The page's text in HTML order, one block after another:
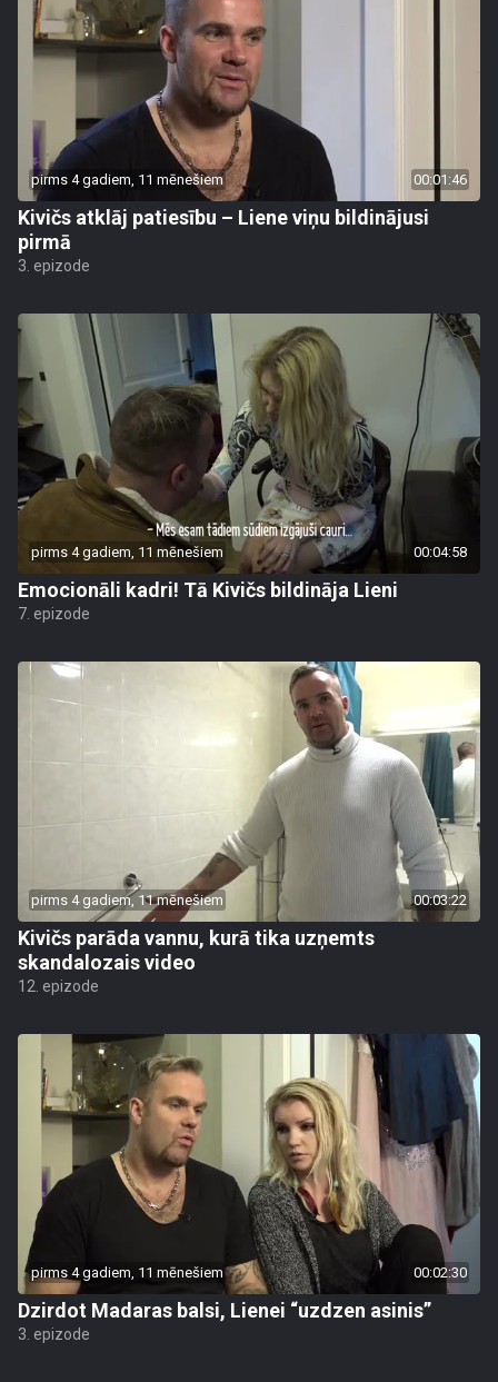
pirms 4 gadiem, 11 mēnešiem 00:01:46
Kivičs atklāj patiesību – Liene viņu bildinājusi
pirmā
3. epizode
pirms 4 gadiem, 11 mēnešiem 00:04:58
Emocionāli kadri! Tā Kivičs bildināja Lieni
7. epizode
pirms 4 gadiem, 11 mēnešiem 00:03:22
Kivičs parāda vannu, kurā tika uzņemts
skandalozais video
12. epizode
pirms 4 gadiem, 11 mēnešiem 00:02:30
Dzirdot Madaras balsi, Lienei “uzdzen asinis”
3. epizode